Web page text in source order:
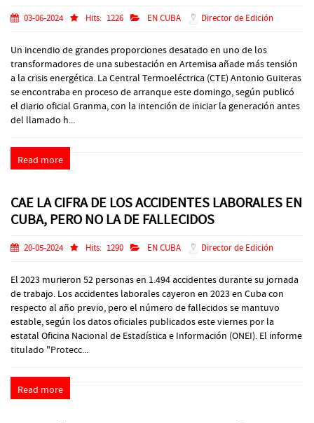
03-06-2024 Hits: 1226 EN CUBA Director de Edición
Un incendio de grandes proporciones desatado en uno de los
transformadores de una subestación en Artemisa añade más tensión
a la crisis energética. La Central Termoeléctrica (CTE) Antonio Guiteras
se encontraba en proceso de arranque este domingo, según publicó
el diario oficial Granma, con la intención de iniciar la generación antes
del llamado h...
Read more
CAE LA CIFRA DE LOS ACCIDENTES LABORALES EN
CUBA, PERO NO LA DE FALLECIDOS
20-05-2024 Hits: 1290 EN CUBA Director de Edición
El 2023 murieron 52 personas en 1.494 accidentes durante su jornada
de trabajo. Los accidentes laborales cayeron en 2023 en Cuba con
respecto al año previo, pero el número de fallecidos se mantuvo
estable, según los datos oficiales publicados este viernes por la
estatal Oficina Nacional de Estadística e Información (ONEI). El informe
titulado "Protecc...
Read more